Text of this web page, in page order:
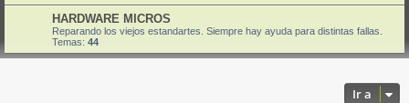
HARDWARE MICROS
Reparando los viejos estandartes. Siempre hay ayuda para distintas fallas.
Temas: 44
Ir a